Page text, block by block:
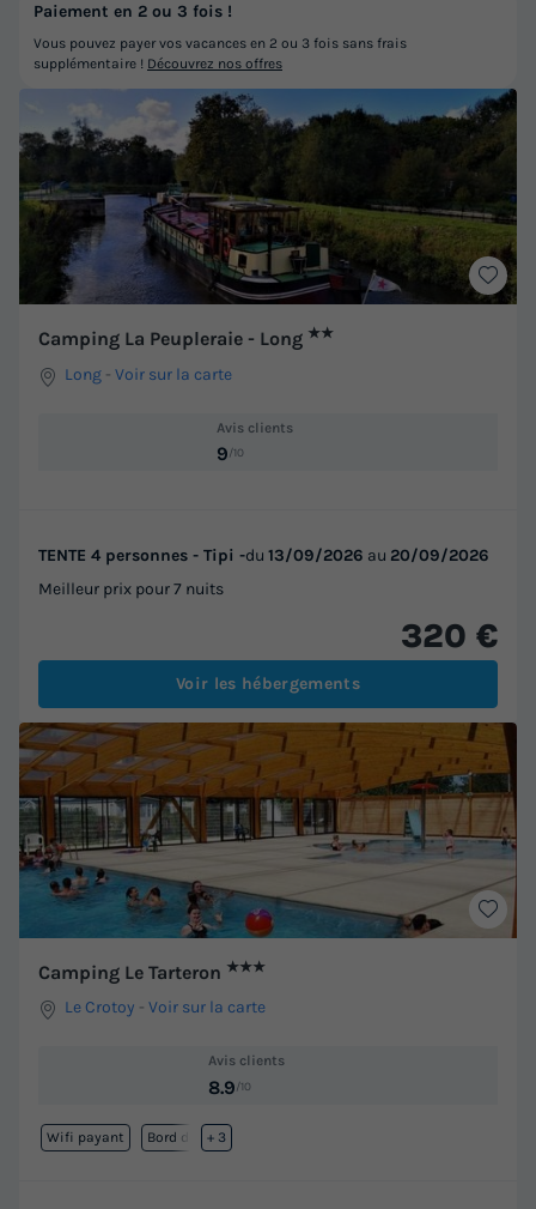
Camping La Peupleraie - Long ★★
Long -Voir sur la carte
Avis clients
9/10
TENTE 4 personnes - Tipi -du 13/09/2026 au 20/09/2026
Meilleur prix pour 7 nuits
320 €
Voir les hébergements
Camping Le Tarteron ★★★
Le Crotoy -Voir sur la carte
Avis clients
8.9/10
Wifi payant Bord de mer
+ 3
Paiement en 2 ou 3 fois !
Vous pouvez payer vos vacances en 2 ou 3 fois sans frais
supplémentaire ! Découvrez nos offres